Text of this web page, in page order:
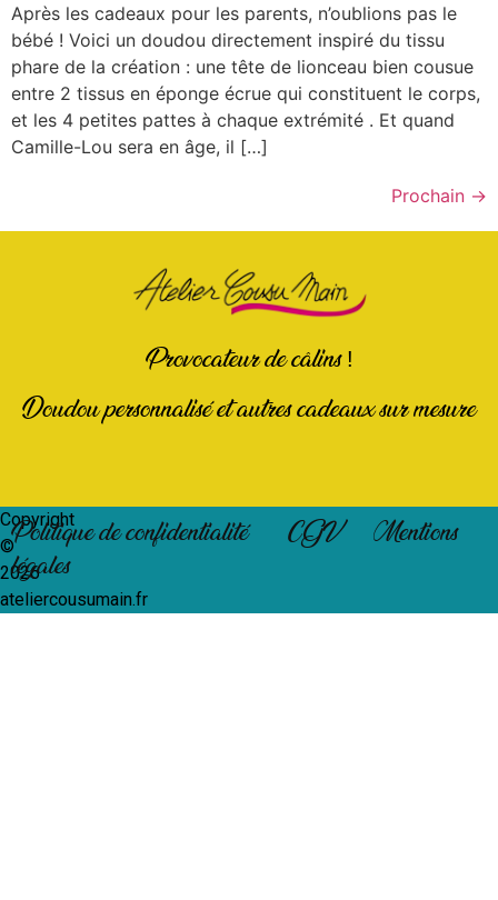
Après les cadeaux pour les parents, n’oublions pas le
bébé ! Voici un doudou directement inspiré du tissu
phare de la création : une tête de lionceau bien cousue
entre 2 tissus en éponge écrue qui constituent le corps,
et les 4 petites pattes à chaque extrémité . Et quand
Camille-Lou sera en âge, il […]
Prochain →
Provocateur de câlins !
Doudou personnalisé et autres cadeaux sur mesure
Copyright
©
2026
ateliercousumain.fr
Politique de confidentialité CGV
Mentions
légales